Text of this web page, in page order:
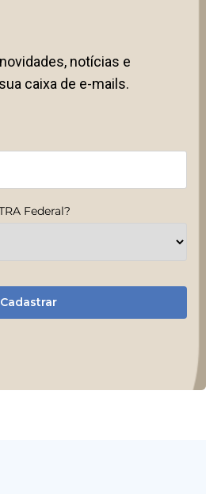
notícias e
caixa de e-mails.
Federal?
Cadastrar